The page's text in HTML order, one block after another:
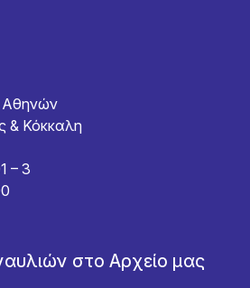
Αθηνών
& Κόκκαλη
– 3
στο Αρχείο μας